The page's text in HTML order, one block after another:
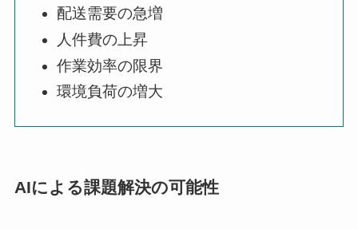
配送需要の急増
人件費の上昇
作業効率の限界
環境負荷の増大
AIによる課題解決の可能性